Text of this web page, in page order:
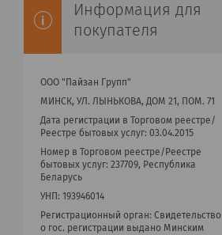
Информация для
покупателя
ООО "Пайзан Групп"
МИНСК, УЛ. ЛЫНЬКОВА, ДОМ 21, ПОМ. 71
Дата регистрации в Торговом реестре/
Реестре бытовых услуг: 03.04.2015
Номер в Торговом реестре/Реестре
бытовых услуг: 237709, Республика
Беларусь
УНП: 193946014
Регистрационный орган: Cвидетельство
о гос. регистрации выдано Минским